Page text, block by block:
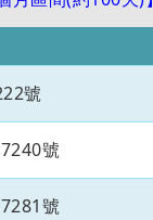
號
號
號